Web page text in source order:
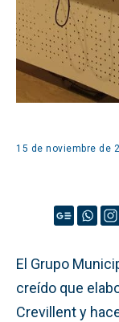
15 de noviembre de
El Grupo
creído que
Crevillent y